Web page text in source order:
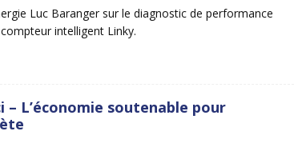
Luc Baranger sur le diagnostic de performance
intelligent Linky.
– L’économie soutenable pour